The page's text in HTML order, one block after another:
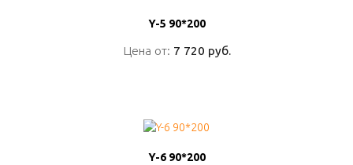
Y-5 90*200
Цена от: 7 720 руб.
Y-5 90*200
Цена от: 7 720 руб.
Y-6 90*200
Y-6 90*200